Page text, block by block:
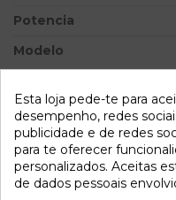
Potencia
Modelo
Referência 788353
Disponível a partir de:
Descrição
Esta loja pede-te para
desempenho, redes
publicidade e de redes
para te oferecer
personalizados. Aceitas
de dados pessoais